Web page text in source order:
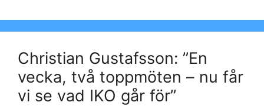
Christian Gustafsson: ”En
vecka, två toppmöten – nu får
vi se vad IKO går för”